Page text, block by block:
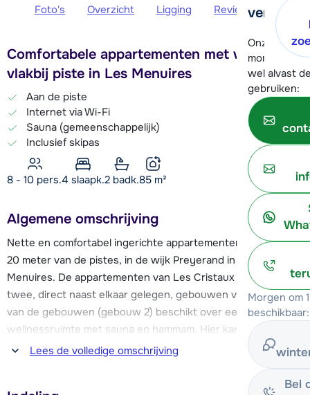
verder!
Onze
moment
wel alvast
gebruiken:
Morgen om
beschikbaar:
Bel
Foto's Overzicht Ligging Reviews
Comfortabele appartementen met wellness
vlakbij piste in Les Menuires
Aan de piste
Internet via Wi-Fi
Sauna (gemeenschappelijk)
Inclusief skipas
8 - 10 pers.4 slaapk.2 badk.85 m²
Algemene omschrijving
Nette en comfortabel ingerichte appartementen, op slechts
20 meter van de pistes, in de wijk Preyerand in Les
Menuires. De appartementen van Les Cristaux zijn over
twee, direct naast elkaar gelegen, gebouwen verdeeld. Eén
van de gebouwen (gebouw 2) beschikt over een mooie
wellnessruimte met sauna en hammam. Hier kan je gratis
gebruik van maken.
Door de prima ligging van de appartementen stap je zo op
Lees de volledige omschrijving